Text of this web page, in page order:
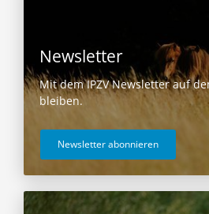
Newsletter
Mit dem IPZV Newsletter auf
bleiben.
Newsletter abonnieren